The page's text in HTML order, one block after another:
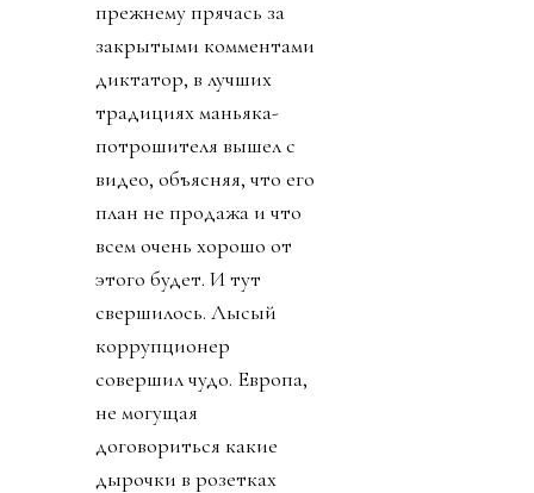
прежнему прячась за
закрытыми комментами
диктатор, в лучших
традициях маньяка-
потрошителя вышел с
видео, объясняя, что его
план не продажа и что
всем очень хорошо от
этого будет. И тут
свершилось. Лысый
коррупционер
совершил чудо. Европа,
не могущая
договориться какие
дырочки в розетках